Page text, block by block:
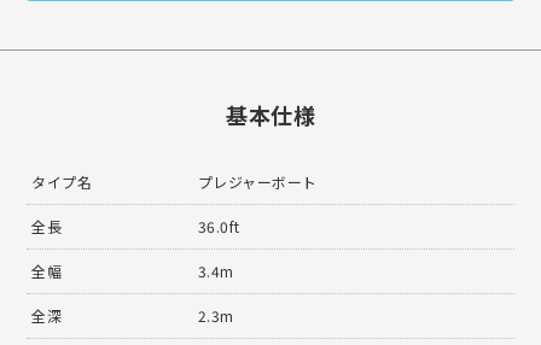
基本仕様
タイプ名 プレジャーボート
全長 36.0ft
全幅 3.4m
全深 2.3m